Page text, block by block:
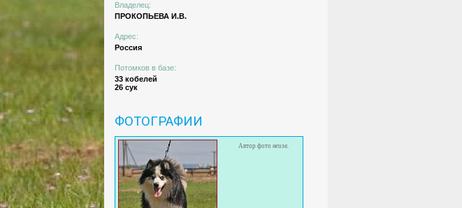
Владелец:
ПРОКОПЬЕВА И.В.
Адрес:
Россия
Потомков в базе:
33 кобелей
26 сук
ФОТОГРАФИИ
Автор фото неизв.